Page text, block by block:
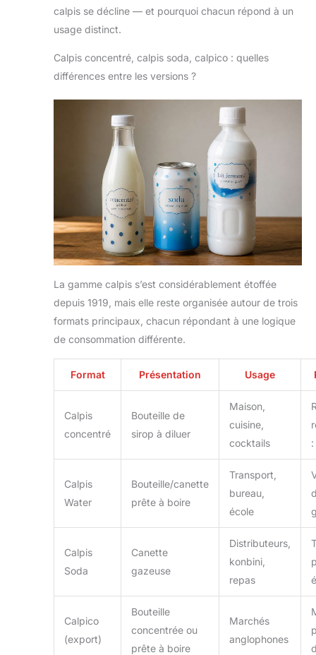
calpis se décline — et pourquoi chacun répond à un
usage distinct.
Calpis concentré, calpis soda, calpico : quelles
différences entre les versions ?
La gamme calpis s’est considérablement étoffée
depuis 1919, mais elle reste organisée autour de trois
formats principaux, chacun répondant à une logique
de consommation différente.
Format Présentation Usage
Calpis
concentré
Bouteille de
sirop à diluer
Maison,
cuisine,
cocktails
Calpis
Water
Bouteille/canette
prête à boire
Transport,
bureau,
école
Calpis
Soda
Canette
gazeuse
Distributeurs,
konbini,
repas
Calpico
(export)
Bouteille
concentrée ou
prête à boire
Marchés
anglophones